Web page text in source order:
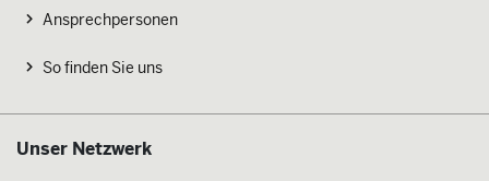
Ansprechpersonen
So finden Sie uns
Unser Netzwerk